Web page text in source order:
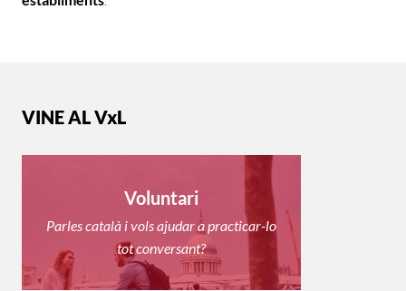
VINE AL VxL
Voluntari
Parles català i vols ajudar a practicar-lo
tot conversant?